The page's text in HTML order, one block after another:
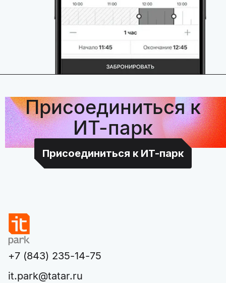
Присоединиться к
ИТ-парк
Присоединиться к ИТ-парк
+7 (843) 235-14-75
it.park@tatar.ru